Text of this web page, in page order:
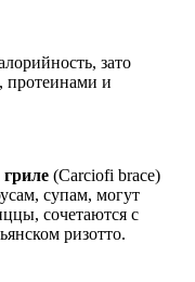
зато
протеинами и
(Carciofi brace)
супам, могут
сочетаются с
ризотто.